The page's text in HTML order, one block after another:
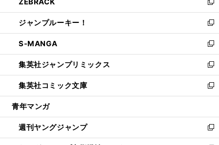
で
開
く
ド
ウ
で
開
く
ィ
ン
ド
ウ
で
開
く
い
ウ
ィ
ン
ド
ウ
で
開
く
新
し
い
ウ
ィ
ン
ド
ウ
で
開
ジャンプルーキー！
新
し
い
ウ
ィ
ン
ド
ウ
開
く
S-MANGA
新
し
い
ウ
ィ
ン
ウ
で
開
集英社ジャンプリミックス
新
し
い
ウ
ン
ド
ウ
集英社コミック文庫
新
し
ウ
ィ
ン
青年マンガ
週刊ヤングジャンプ
新
し